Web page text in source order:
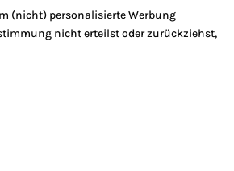
(nicht) personalisierte Werbung
nicht erteilst oder zurückziehst,